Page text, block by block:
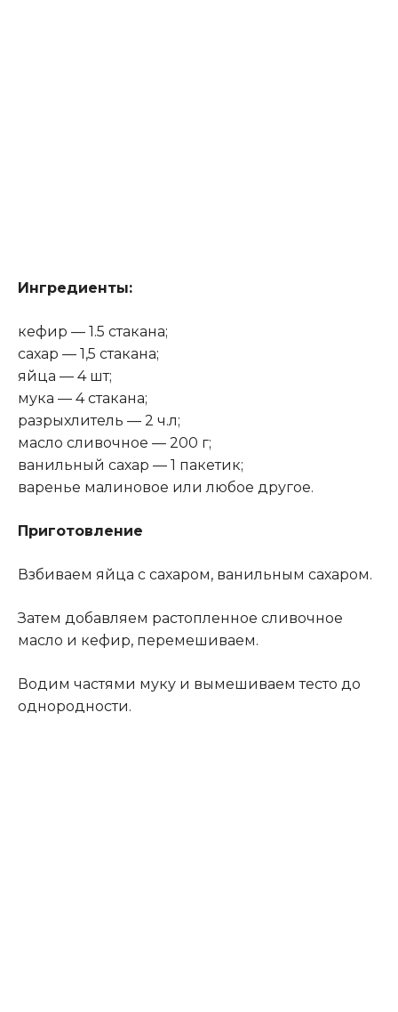
Ингредиенты:
кефир — 1.5 стакана;
сахар — 1,5 стакана;
яйца — 4 шт;
мука — 4 стакана;
разрыхлитель — 2 ч.л;
масло сливочное — 200 г;
ванильный сахар — 1 пакетик;
варенье малиновое или любое другое.
Приготовление
Взбиваем яйца с сахаром, ванильным сахаром.
Затем добавляем растопленное сливочное
масло и кефир, перемешиваем.
Водим частями муку и вымешиваем тесто до
однородности.